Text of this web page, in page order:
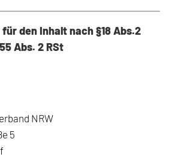
den Inhalt nach§18 Abs.2
Abs. 2 RSt
NRW
5